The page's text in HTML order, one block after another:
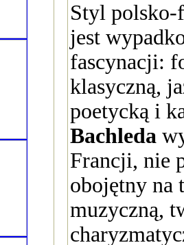
Styl polsko-
jest
fascynacji:
klasyczną,
poetycką i
Bachleda
Francji, nie
obojętny na
muzyczną,